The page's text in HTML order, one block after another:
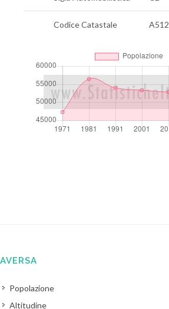
Codice Catastale A512
AVERSA
Popolazione
Altitudine